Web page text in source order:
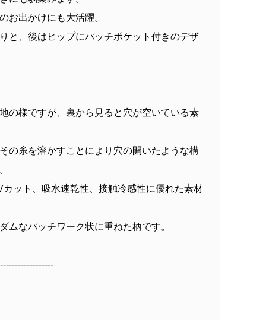
お出かけにも大活躍。
と、後はヒップにパッチポケット付きのデザ
の様ですが、裏から見ると穴が空いている素
の糸を溶かすことにより穴の開いたような構
ット、吸水速乾性、接触冷感性に優れた素材
ムなパッチワーク状に重ねた柄です。